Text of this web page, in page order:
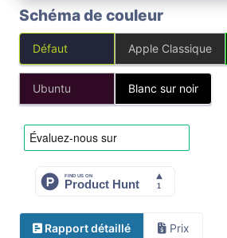
Schéma de couleur
Défaut Apple Classique
Ubuntu Blanc sur noir
Rapport détaillé Prix